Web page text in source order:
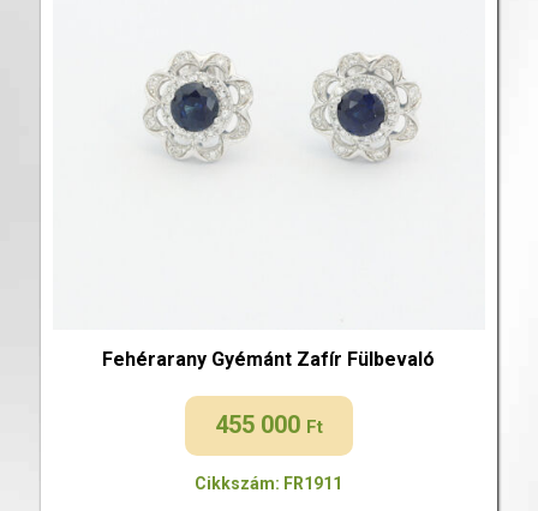
Fehérarany Gyémánt Zafír Fülbevaló
455 000 Ft
Cikkszám: FR1911